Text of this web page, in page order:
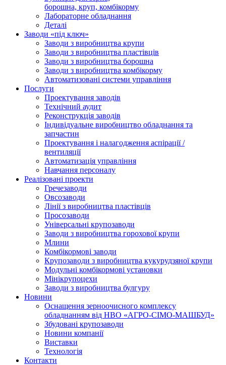
борошна, круп, комбікорму
Лабораторне обладнання
Деталі
Заводи «під ключ»
Заводи з виробництва крупи
Заводи з виробництва пластівців
Заводи з виробництва борошна
Заводи з виробництва комбікорму
Автоматизовані системи управління
Послуги
Проектування заводів
Технічний аудит
Реконструкція заводів
Індивідуальне виробництво обладнання та
запчастин
Проектування і налагодження аспірації /
вентиляції
Автоматизація управління
Навчання персоналу
Реалізовані проекти
Гречезаводи
Овсозаводи
Лінії з виробництва пластівців
Просозаводи
Універсальні крупозаводи
Заводи з виробництва горохової крупи
Млини
Комбікормові заводи
Крупозаводи з виробництва кукурудзяної крупи
Модульні комбікормові установки
Мінікрупоцехи
Заводи з виробництва булгуру
Новини
Оснащення зерноочисного комплексу
обладнанням від НВО «АГРО-СІМО-МАШБУД»
Збудовані крупозаводи
Новини компанії
Виставки
Технологія
Контакти